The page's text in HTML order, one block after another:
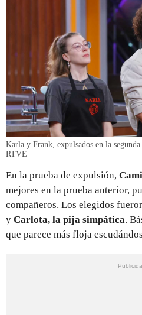
Karla y Frank, expulsados en la
RTVE
En la prueba de expulsión,
mejores en la prueba anterior,
compañeros. Los elegidos
y Carlota, la pija simpática.
que parece más floja